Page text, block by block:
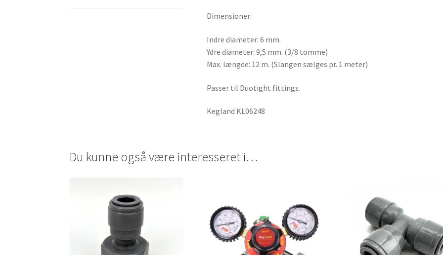
Dimensioner:
Indre diameter: 6 mm.
Ydre diameter: 9,5 mm. (3/8 tomme)
Max. længde: 12 m. (Slangen sælges pr. 1 meter)
Passer til Duotight fittings.
Kegland KL06248
Du kunne også være interesseret i…